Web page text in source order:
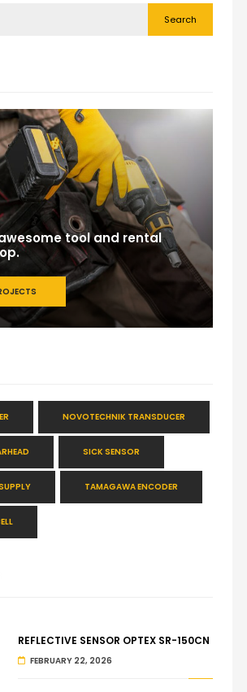
Search
tool and rental
NOVOTECHNIK TRANSDUCER
SICK SENSOR
TAMAGAWA ENCODER
REFLECTIVE SENSOR OPTEX SR-150CN
FEBRUARY 22, 2026